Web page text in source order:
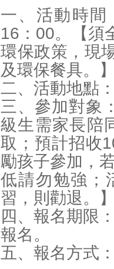
一、活動時間
16：00。【須
環保政策，現
及環保餐具。
二、活動地點
三、參加對象
級生需家長陪
取；預計招收
勵孩子參加，
低請勿勉強；
習，則勸退。
四、報名期限
報名。
五、報名方式